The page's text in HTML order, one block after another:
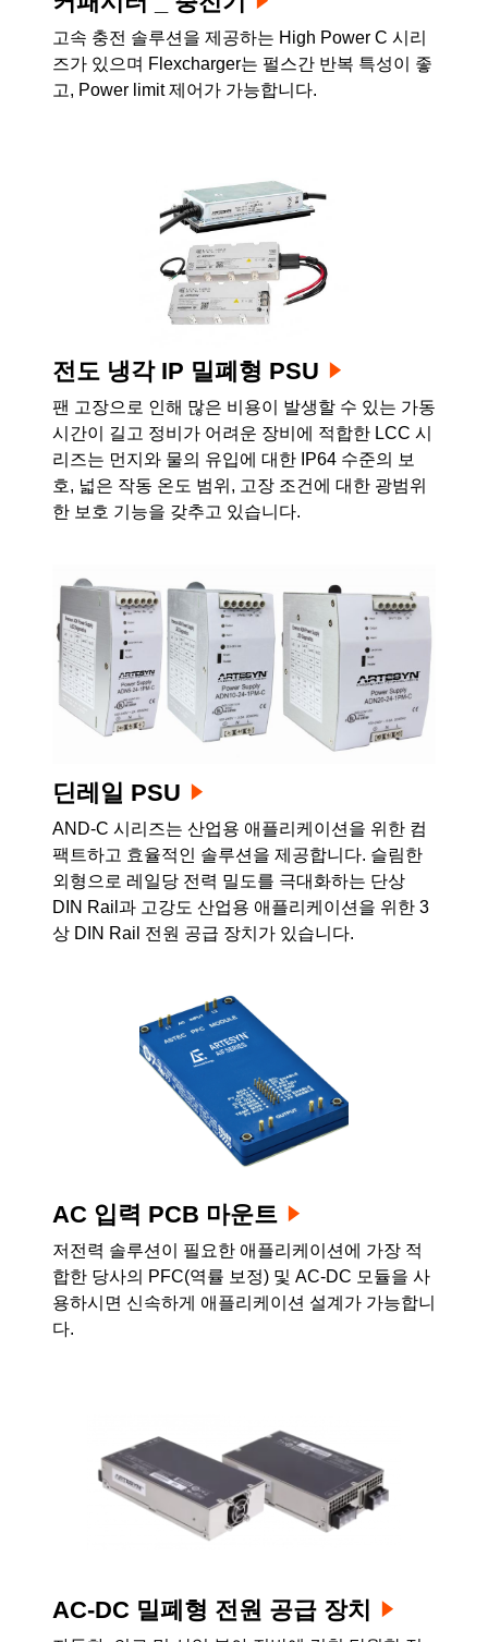
고속 충전 솔루션을 제공하는 High Power C 시리
즈가 있으며 Flexcharger는 펄스간 반복 특성이 좋
고, Power limit 제어가 가능합니다.
전도 냉각 IP 밀폐형 PSU
팬 고장으로 인해 많은 비용이 발생할 수 있는 가동
시간이 길고 정비가 어려운 장비에 적합한 LCC 시
리즈는 먼지와 물의 유입에 대한 IP64 수준의 보
호, 넓은 작동 온도 범위, 고장 조건에 대한 광범위
한 보호 기능을 갖추고 있습니다.
딘레일 PSU
AND-C 시리즈는 산업용 애플리케이션을 위한 컴
팩트하고 효율적인 솔루션을 제공합니다. 슬림한
외형으로 레일당 전력 밀도를 극대화하는 단상
DIN Rail과 고강도 산업용 애플리케이션을 위한 3
상 DIN Rail 전원 공급 장치가 있습니다.
AC 입력 PCB 마운트
저전력 솔루션이 필요한 애플리케이션에 가장 적
합한 당사의 PFC(역률 보정) 및 AC-DC 모듈을 사
용하시면 신속하게 애플리케이션 설계가 가능합니
다.
AC-DC 밀폐형 전원 공급 장치